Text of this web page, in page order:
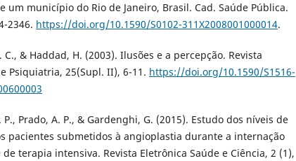
um município do Rio de Janeiro, Brasil. Cad. Saúde Pública.
2346. https://doi.org/10.1590/S0102-311X2008001000014.
C., & Haddad, H. (2003). Ilusões e a percepção. Revista
Psiquiatria, 25(Supl. II), 6-11. https://doi.org/10.1590/S1516-
P., Prado, A. P., & Gardenghi, G. (2015). Estudo dos níveis de
pacientes submetidos à angioplastia durante a internação
terapia intensiva. Revista Eletrônica Saúde e Ciência, 2 (1),